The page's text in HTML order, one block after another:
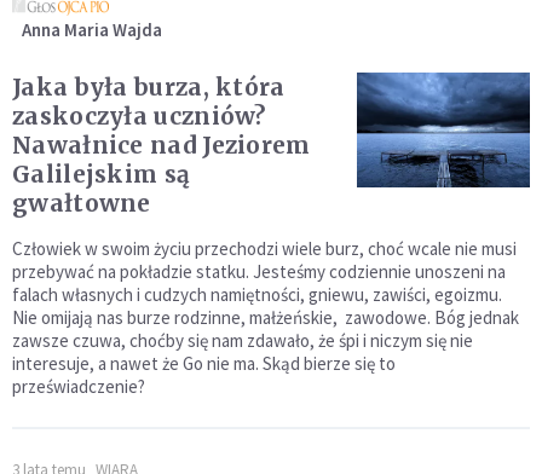
Anna Maria Wajda
Jaka była burza, która
zaskoczyła uczniów?
Nawałnice nad Jeziorem
Galilejskim są
gwałtowne
Człowiek w swoim życiu przechodzi wiele burz, choć wcale nie musi
przebywać na pokładzie statku. Jesteśmy codziennie unoszeni na
falach własnych i cudzych namiętności, gniewu, zawiści, egoizmu.
Nie omijają nas burze rodzinne, małżeńskie, zawodowe. Bóg jednak
zawsze czuwa, choćby się nam zdawało, że śpi i niczym się nie
interesuje, a nawet że Go nie ma. Skąd bierze się to
przeświadczenie?